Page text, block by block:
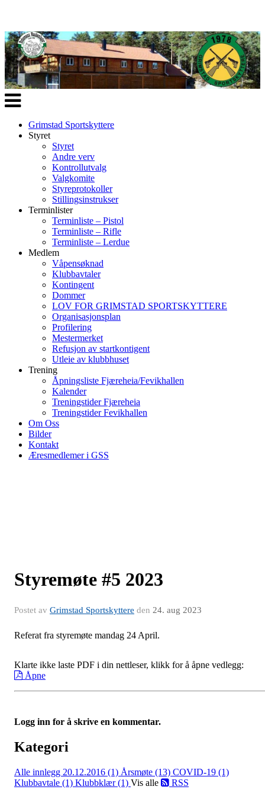
Veksle
navigasjon
Grimstad Sportskyttere
Styret
Styret
Andre verv
Kontrollutvalg
Valgkomite
Styreprotokoller
Stillingsinstrukser
Terminlister
Terminliste – Pistol
Terminliste – Rifle
Terminliste – Lerdue
Medlem
Våpensøknad
Klubbavtaler
Kontingent
Dommer
LOV FOR GRIMSTAD SPORTSKYTTERE
Organisasjonsplan
Profilering
Mestermerket
Refusjon av startkontigent
Utleie av klubbhuset
Trening
Åpningsliste Fjæreheia/Fevikhallen
Kalender
Treningstider Fjæreheia
Treningstider Fevikhallen
Om Oss
Bilder
Kontakt
Æresmedlemer i GSS
Styremøte #5 2023
Postet av Grimstad Sportskyttere den 24. aug 2023
Referat fra styremøte mandag 24 April.
Klarte ikke laste PDF i din nettleser, klikk for å åpne vedlegg:
Åpne
Logg inn for å skrive en kommentar.
Kategori
Alle innlegg 20.12.2016 (1) Årsmøte (13) COVID-19 (1)
Klubbavtale (1) Klubbklær (1) Vis alle RSS